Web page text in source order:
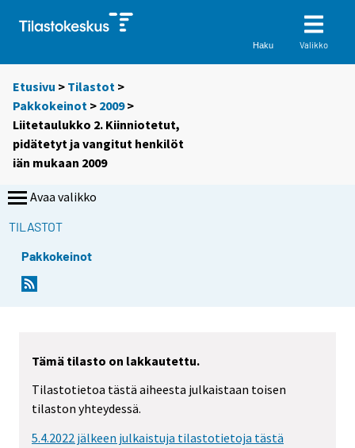
Haku Valikko
Etusivu > Tilastot >
Pakkokeinot > 2009>
Liitetaulukko 2. Kiinniotetut,
pidätetyt ja vangitut henkilöt
iän mukaan 2009
Avaa valikko
TILASTOT
Pakkokeinot
Tämä tilasto on lakkautettu.
Tilastotietoa tästä aiheesta julkaistaan toisen
tilaston yhteydessä.
5.4.2022 jälkeen julkaistuja tilastotietoja tästä